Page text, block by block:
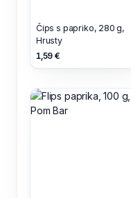
Čips s papriko, 280 g,
Hrusty
1,59 €